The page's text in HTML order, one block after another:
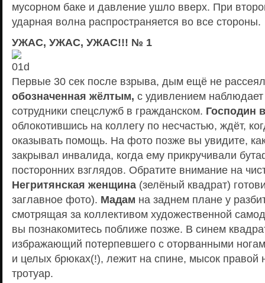
мусорном баке и давление ушло вверх. При
ударная волна распространяется во все стороны.
УЖАС, УЖАС, УЖАС!!! № 1
Первые 30 сек после взрыва, дым ещё не
обозначенная жёлтым, с удивлением
сотрудники спецслужб в гражданском. Господин
облокотившись на коллегу по несчастью, ждёт,
оказывать помощь. На фото позже вы увидите,
закрывал инвалида, когда ему прикручивали
посторонних взглядов. Обратите внимание на
Негритянская женщина (зелёный квадрат)
заглавное фото). Мадам на заднем плане у
смотрящая за коллективом художественной
вы познакомитесь поближе позже. В синем
избражающий потерпевшего с оторванными
и целых брюках(!), лежит на спине, мысок правой
тротуар.